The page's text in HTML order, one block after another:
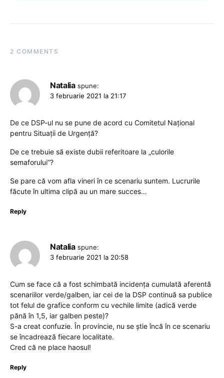
2 COMMENTS
Natalia spune:
3 februarie 2021 la 21:17
De ce DSP-ul nu se pune de acord cu Comitetul Național
pentru Situații de Urgență?
De ce trebuie să existe dubii referitoare la „culorile
semaforului”?
Se pare că vom afla vineri în ce scenariu suntem. Lucrurile
făcute în ultima clipă au un mare succes…
Reply
Natalia spune:
3 februarie 2021 la 20:58
Cum se face că a fost schimbată incidența cumulată aferentă
scenariilor verde/galben, iar cei de la DSP continuă sa publice
tot felul de grafice conform cu vechile limite (adică verde
pănă în 1,5, iar galben peste)?
S-a creat confuzie. În provincie, nu se știe încă în ce scenariu
se încadrează fiecare localitate.
Cred că ne place haosul!
Reply